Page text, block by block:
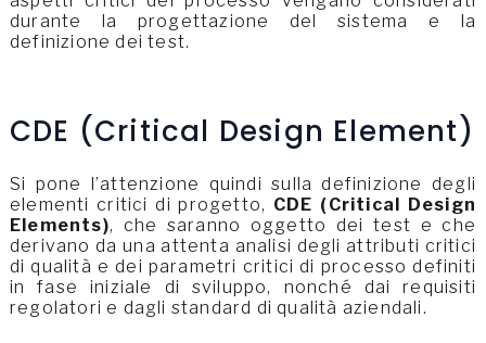
durante la progettazione del sistema e la
definizione dei test.
CDE (Critical Design Element)
Si pone l’attenzione quindi sulla definizione degli
elementi critici di progetto, CDE (Critical Design
Elements), che saranno oggetto dei test e che
derivano da una attenta analisi degli attributi critici
di qualità e dei parametri critici di processo definiti
in fase iniziale di sviluppo, nonché dai requisiti
regolatori e dagli standard di qualità aziendali.